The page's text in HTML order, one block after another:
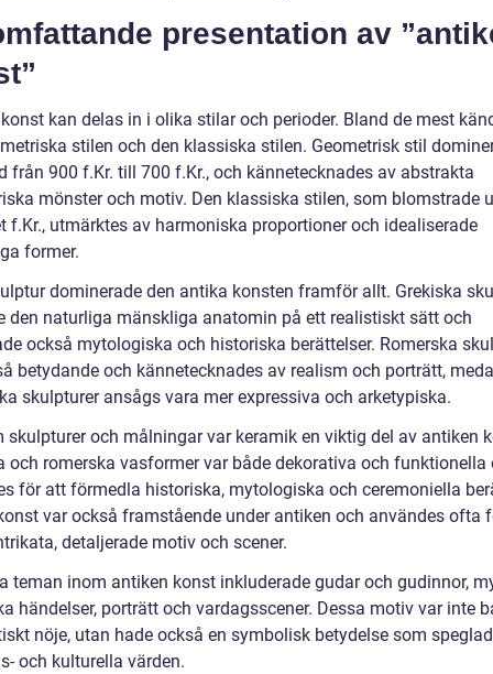
presentation av
kan delas in i olika stilar och perioder. Bland de mest
stilen och den klassiska stilen. Geometrisk stil
från 900 f.Kr. till 700 f.Kr., och kännetecknades av abstrakta
mönster och motiv. Den klassiska stilen, som blomstrade
f.Kr., utmärktes av harmoniska proportioner och idealiserade
former.
dominerade den antika konsten framför allt. Grekiska
den naturliga mänskliga anatomin på ett realistiskt sätt och
också mytologiska och historiska berättelser. Romerska
betydande och kännetecknades av realism och porträtt,
skulpturer ansågs vara mer expressiva och arketypiska.
skulpturer och målningar var keramik en viktig del av antiken
och romerska vasformer var både dekorativa och funktionella
för att förmedla historiska, mytologiska och ceremoniella
var också framstående under antiken och användes ofta
detaljerade motiv och scener.
teman inom antiken konst inkluderade gudar och gudinnor,
händelser, porträtt och vardagsscener. Dessa motiv var inte
nöje, utan hade också en symbolisk betydelse som
och kulturella värden.